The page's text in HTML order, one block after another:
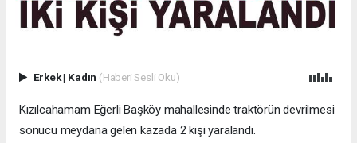
Erkek| Kadın (Haberi Sesli Oku)
Kızılcahamam Eğerli Başköy mahallesinde traktörün devrilmesi
sonucu meydana gelen kazada 2 kişi yaralandı.